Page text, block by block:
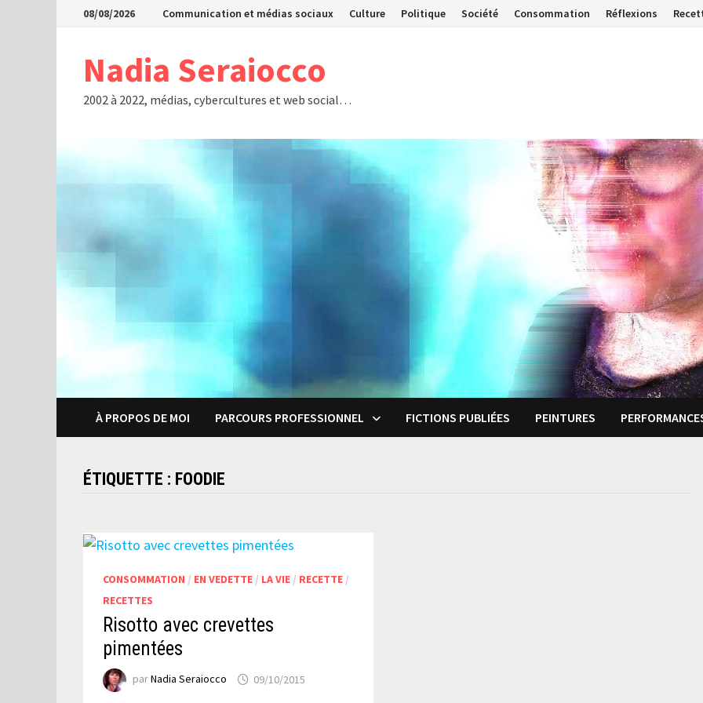
Passer08/08/2026 Communication et médias sociaux Culture Politique Société Consommation Réflexions
Nadia Seraiocco
2002 à 2022, médias, cybercultures et web social…
À PROPOS DE MOI PARCOURS PROFESSIONNEL FICTIONS PUBLIÉES PEINTURES
ÉTIQUETTE : FOODIE
CONSOMMATION / EN VEDETTE / LA VIE / RECETTE /
RECETTES
Risotto avec crevettes
pimentées
parNadia Seraiocco 09/10/2015